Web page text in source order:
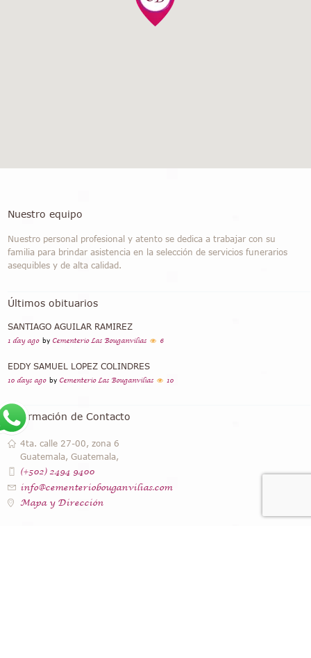
Nuestro equipo
Nuestro personal profesional y atento se dedica a trabajar con su
familia para brindar asistencia en la selección de servicios funerarios
asequibles y de alta calidad.
Últimos obituarios
SANTIAGO AGUILAR RAMIREZ
1 day ago by Cementerio Las Bouganvilias 6
EDDY SAMUEL LOPEZ COLINDRES
10 days ago by Cementerio Las Bouganvilias 10
Información de Contacto
4ta. calle 27-00, zona 6
Guatemala, Guatemala,
(+502) 2494 9400
info@cementeriobouganvilias.com
Mapa y Dirección